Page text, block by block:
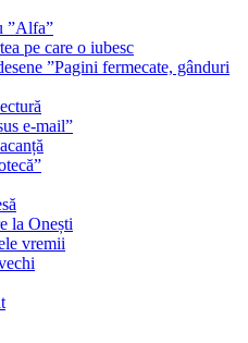
”Alfa”
pe care o iubesc
”Pagini fermecate, gânduri
e-mail”
la Onești
vremii